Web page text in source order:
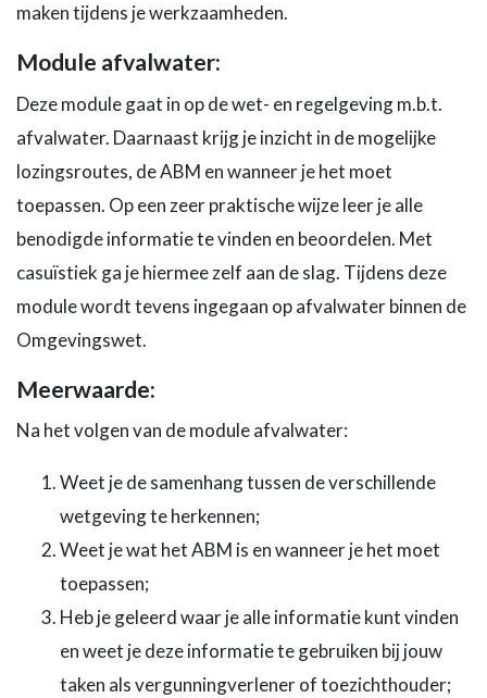
maken tijdens je werkzaamheden.
Module afvalwater:
Deze module gaat in op de wet- en regelgeving m.b.t.
afvalwater. Daarnaast krijg je inzicht in de mogelijke
lozingsroutes, de ABM en wanneer je het moet
toepassen. Op een zeer praktische wijze leer je alle
benodigde informatie te vinden en beoordelen. Met
casuïstiek ga je hiermee zelf aan de slag. Tijdens deze
module wordt tevens ingegaan op afvalwater binnen de
Omgevingswet.
Meerwaarde:
Na het volgen van de module afvalwater:
Weet je de samenhang tussen de verschillende
wetgeving te herkennen;
Weet je wat het ABM is en wanneer je het moet
toepassen;
Heb je geleerd waar je alle informatie kunt vinden
en weet je deze informatie te gebruiken bij jouw
taken als vergunningverlener of toezichthouder;